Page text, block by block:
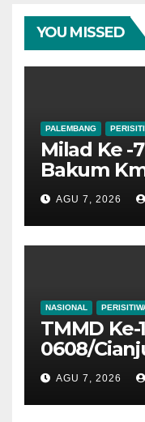
YOU MISSED
PALEMBANG
Milad Ke -
Bakum
Hukum
Nasional
AGU 7, 2026
NASIONAL
TMMD
0608/
Kampung
100
Mulai
AGU 7, 2026